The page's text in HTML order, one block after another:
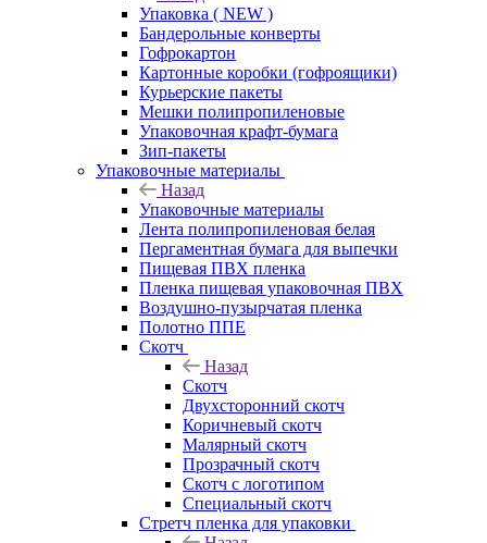
Упаковка ( NEW )
Бандерольные конверты
Гофрокартон
Картонные коробки (гофроящики)
Курьерские пакеты
Мешки полипропиленовые
Упаковочная крафт-бумага
Зип-пакеты
Упаковочные материалы
Назад
Упаковочные материалы
Лента полипропиленовая белая
Пергаментная бумага для выпечки
Пищевая ПВХ пленка
Пленка пищевая упаковочная ПВХ
Воздушно-пузырчатая пленка
Полотно ППЕ
Скотч
Назад
Скотч
Двухсторонний скотч
Коричневый скотч
Малярный скотч
Прозрачный скотч
Скотч с логотипом
Специальный скотч
Стретч пленка для упаковки